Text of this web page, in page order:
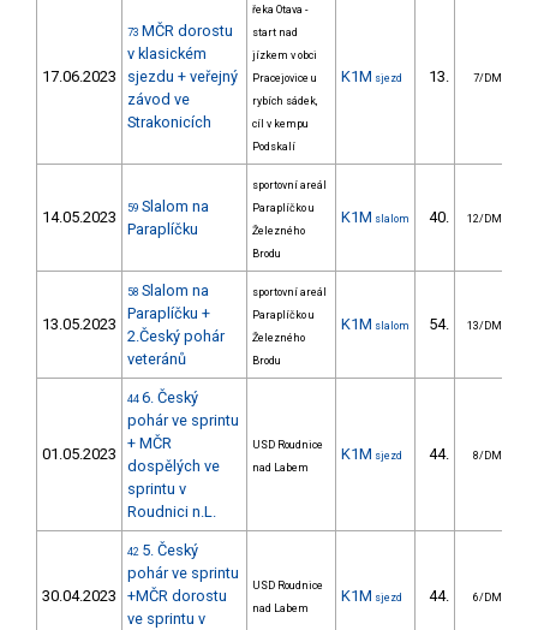
17.06.2023
73 MČR dorostu
v klasickém
sjezdu + veřejný
závod ve
Strakonicích
řeka Otava -
start nad
jízkem v obci
Pracejovice u
rybích sádek,
cíl v kempu
Podskalí
K1M sjezd 13. 7/DM
14.05.2023 59 Slalom na
Paraplíčku
sportovní areál
Paraplíčko u
Železného
Brodu
K1M slalom 40. 12/DM
13.05.2023
58 Slalom na
Paraplíčku +
2.Český pohár
veteránů
sportovní areál
Paraplíčko u
Železného
Brodu
K1M slalom 54. 13/DM
01.05.2023
44 6. Český
pohár ve sprintu
+ MČR
dospělých ve
sprintu v
Roudnici n.L.
USD Roudnice
nad Labem
K1M sjezd 44. 8/DM
30.04.2023
42 5. Český
pohár ve sprintu
+MČR dorostu
ve sprintu v
USD Roudnice
nad Labem
K1M sjezd 44. 6/DM